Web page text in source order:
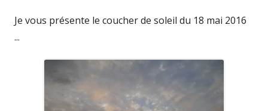
Je vous présente le coucher de soleil du 18 mai 2016
...